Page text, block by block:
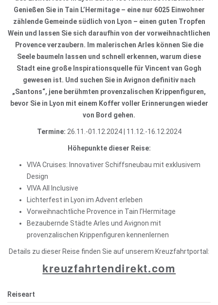
Genießen Sie in Tain L’Hermitage – eine nur 6025 Einwohner
zählende Gemeinde südlich von Lyon – einen guten Tropfen
Wein und lassen Sie sich daraufhin von der vorweihnachtlichen
Provence verzaubern. Im malerischen Arles können Sie die
Seele baumeln lassen und schnell erkennen, warum diese
Stadt eine große Inspirationsquelle für Vincent van Gogh
gewesen ist. Und suchen Sie in Avignon definitiv nach
„Santons“, jene berühmten provenzalischen Krippenfiguren,
bevor Sie in Lyon mit einem Koffer voller Erinnerungen wieder
von Bord gehen.
Termine: 26.11.-01.12.2024 | 11.12.-16.12.2024
Höhepunkte dieser Reise:
VIVA Cruises: Innovativer Schiffsneubau mit exklusivem
Design
VIVA All Inclusive
Lichterfest in Lyon im Advent erleben
Vorweihnachtliche Provence in Tain l’Hermitage
Bezaubernde Städte Arles und Avignon mit
provenzalischen Krippenfiguren kennenlernen
Details zu dieser Reise finden Sie auf unserem Kreuzfahrtportal:
kreuzfahrtendirekt.com
Reiseart